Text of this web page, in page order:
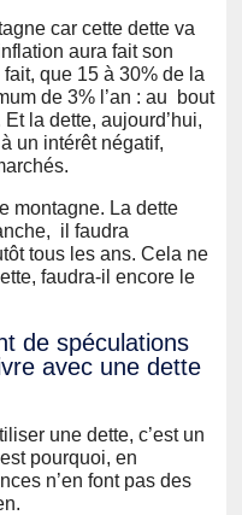
car cette dette va
aura fait son
que 15 à 30% de la
de 3% l’an : au bout
la dette, aujourd’hui,
un intérêt négatif,
montagne. La dette
il faudra
tous les ans. Cela ne
faudra-il encore le
de spéculations
avec une dette
une dette, c’est un
pourquoi, en
n’en font pas des